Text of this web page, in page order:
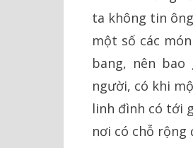
ta không tin
một số các
bang, nên
người, có khi
linh đình có tới
nơi có chỗ rộng